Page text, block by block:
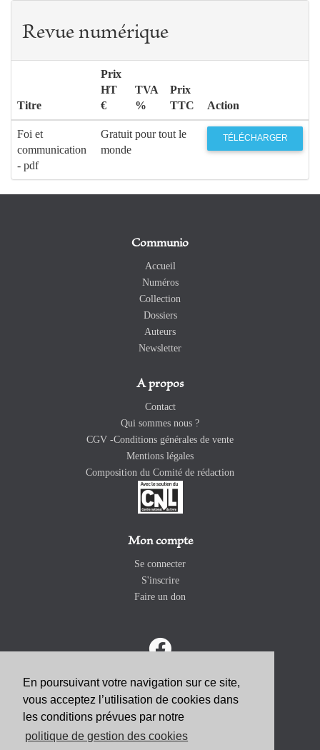
En poursuivant votre navigation sur ce site,
vous acceptez l’utilisation de cookies dans
les conditions prévues par notre
politique de gestion des cookies
Revue numérique
Titre
Prix
HT
€
TVA
%
Prix
TTC
Action
Foi et
communication
- pdf
Gratuit pour tout le
monde
TÉLÉCHARGER
Communio
Accueil
Numéros
Collection
Dossiers
Auteurs
Newsletter
A propos
Contact
Qui sommes nous ?
CGV -Conditions générales de vente
Mentions légales
Composition du Comité de rédaction
Mon compte
Se connecter
S'inscrire
Faire un don
ABONNEZ-VOUS